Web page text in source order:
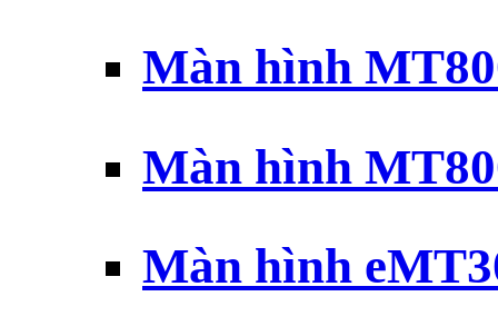
Màn hình
Màn hình
Màn hình